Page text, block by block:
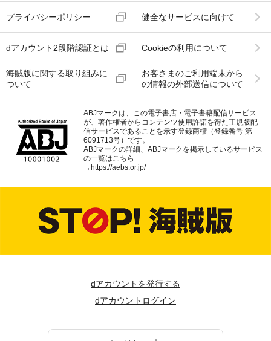
プライバシーポリシー 健全なサービスに向けて
dアカウント2段階認証とは Cookieの利用について
海賊版に関する取り組みに
ついて
お客さまのご利用端末から
の情報の外部送信について
ABJマークは、この電子書店・電子書籍配信サービス
が、著作権者からコンテンツ使用許諾を得た正規版配
信サービスであることを示す登録商標（登録番号 第
6091713号）です。
ABJマークの詳細、ABJマークを掲示しているサービス
の一覧はこちら
→ https://aebs.or.jp/
dアカウントを発行する
dアカウントログイン